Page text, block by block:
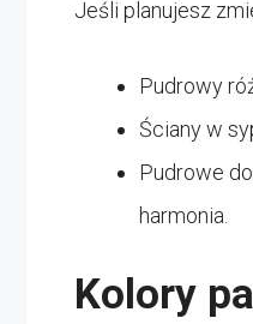
Jeśli planujesz
Pudrowy
Ściany w
Pudrowe
harmonia.
Kolory